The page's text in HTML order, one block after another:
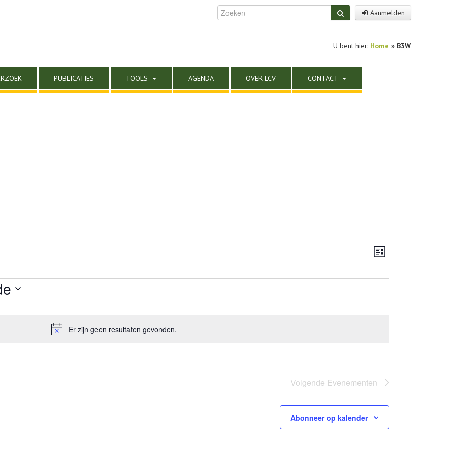
Aanmelden
U bent hier: Home » B3W
PUBLICATIES TOOLS AGENDA OVER LCV CONTACT
Bericht
Er zijn geen resultaten gevonden.
Weergaven
Evenement
Lijst
Volgende Evenementen
Abonneer op kalender